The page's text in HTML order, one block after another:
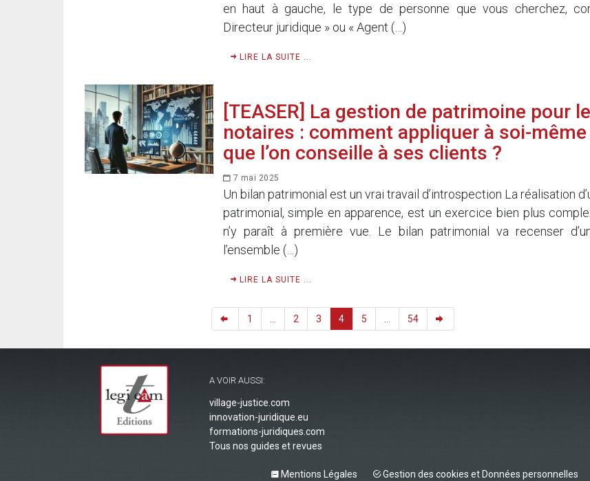
en haut à gauche, le type de personne que vous cherchez,
Directeur juridique » ou « Agent (…)
LIRE LA SUITE ...
[TEASER] La gestion de patrimoine pour
notaires : comment appliquer à soi-même
que l’on conseille à ses clients ?
7 mai 2025
Un bilan patrimonial est un vrai travail d’introspection La réalisation
patrimonial, simple en apparence, est un exercice bien plus
n’y paraît à première vue. Le bilan patrimonial va recenser
l’ensemble (…)
LIRE LA SUITE ...
1 ... 2 3 4 5 ... 54
A VOIR AUSSI:
village-justice.com
innovation-juridique.eu
formations-juridiques.com
Tous nos guides et revues
Mentions Légales Gestion des cookies et Données personnelles